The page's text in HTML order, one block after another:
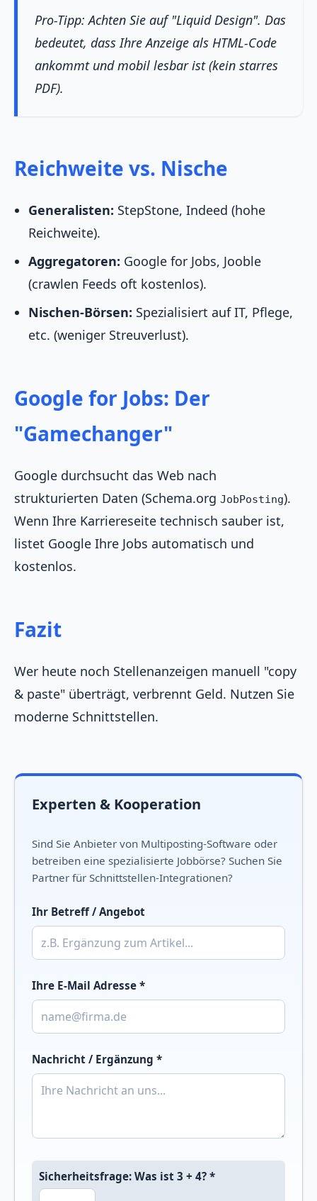
Pro-Tipp: Achten Sie auf "Liquid Design". Das
bedeutet, dass Ihre Anzeige als HTML-Code
ankommt und mobil lesbar ist (kein starres
PDF).
Reichweite vs. Nische
Generalisten: StepStone, Indeed (hohe
Reichweite).
Aggregatoren: Google for Jobs, Jooble
(crawlen Feeds oft kostenlos).
Nischen-Börsen: Spezialisiert auf IT, Pflege,
etc. (weniger Streuverlust).
Google for Jobs: Der
"Gamechanger"
Google durchsucht das Web nach
strukturierten Daten (Schema.org JobPosting).
Wenn Ihre Karriereseite technisch sauber ist,
listet Google Ihre Jobs automatisch und
kostenlos.
Fazit
Wer heute noch Stellenanzeigen manuell "copy
& paste" überträgt, verbrennt Geld. Nutzen Sie
moderne Schnittstellen.
Experten & Kooperation
Sind Sie Anbieter von Multiposting-Software oder
betreiben eine spezialisierte Jobbörse? Suchen Sie
Partner für Schnittstellen-Integrationen?
Ihr Betreff / Angebot
Ihre E-Mail Adresse *
Nachricht / Ergänzung *
Sicherheitsfrage: Was ist 3 + 4? *